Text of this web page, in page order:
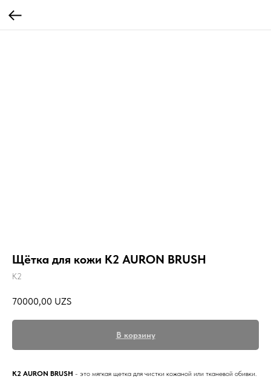
Щётка для кожи K2 AURON BRUSH
K2
70000,00 UZS
В корзину
K2 AURON BRUSH - это мягкая щетка для чистки кожаной или тканевой обивки.